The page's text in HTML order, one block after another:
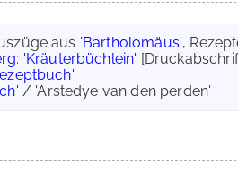
aus 'Bartholomäus',
: 'Kräuterbüchlein'
/ 'Arstedye van den perden'